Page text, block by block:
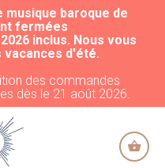
PRINCIPAL
musique baroque de
fermées
inclus. Nous vous
vacances d'été.
des commandes
dès le 21 août 2026.